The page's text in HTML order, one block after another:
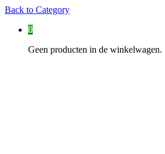
Back to Category
0
Geen producten in de winkelwagen.